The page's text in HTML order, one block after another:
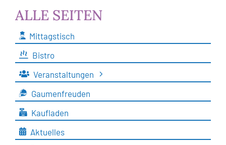
ALLE SEITEN
Mittagstisch
Bistro
Veranstaltungen
Gaumenfreuden
Kaufladen
Aktuelles